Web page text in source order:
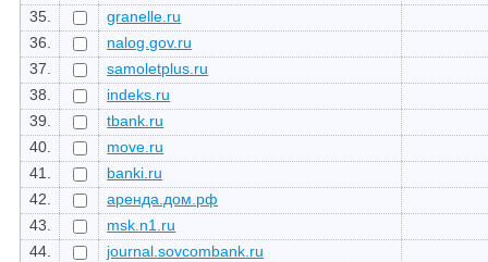
35.
granelle.ru
36.
nalog.gov.ru
37.
samoletplus.ru
38.
indeks.ru
39.
tbank.ru
40.
move.ru
41.
banki.ru
42.
аренда.дом.рф
43.
msk.n1.ru
44.
journal.sovcombank.ru